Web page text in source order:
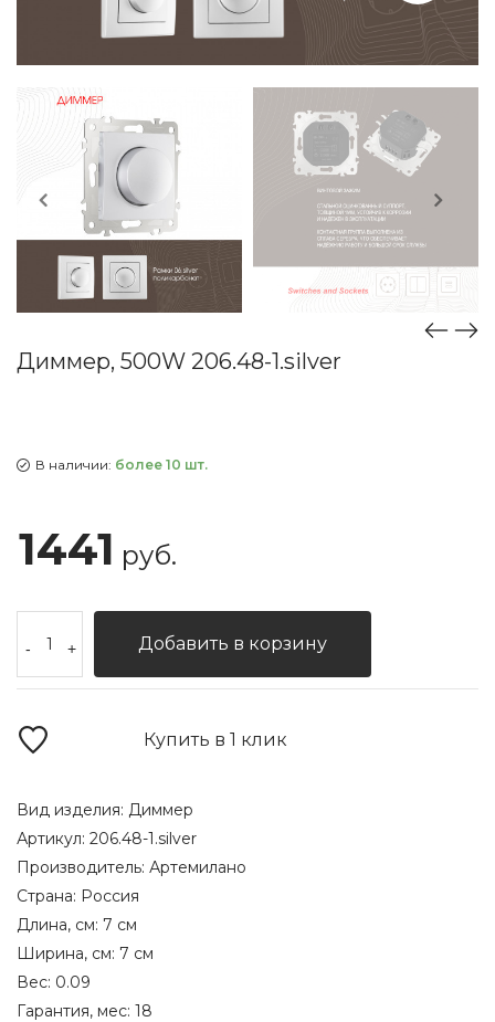
Диммер, 500W 206.48-1.silver
В наличии: более 10 шт.
1441 руб.
- + Добавить в корзину
Купить в 1 клик
Вид изделия: Диммер
Артикул: 206.48-1.silver
Производитель: Артемилано
Страна: Россия
Длина, см: 7 см
Ширина, см: 7 см
Вес: 0.09
Гарантия, мес: 18